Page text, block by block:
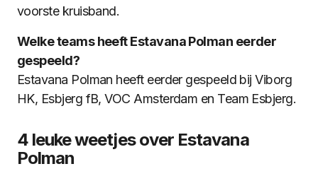
voorste kruisband.
Welke teams heeft Estavana Polman eerder
gespeeld?
Estavana Polman heeft eerder gespeeld bij Viborg
HK, Esbjerg fB, VOC Amsterdam en Team Esbjerg.
4 leuke weetjes over Estavana
Polman